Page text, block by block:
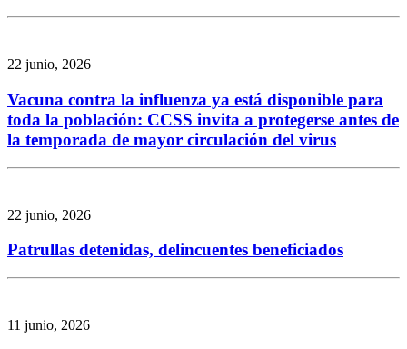
22 junio, 2026
Vacuna contra la influenza ya está disponible para
toda la población: CCSS invita a protegerse antes de
la temporada de mayor circulación del virus
22 junio, 2026
Patrullas detenidas, delincuentes beneficiados
11 junio, 2026